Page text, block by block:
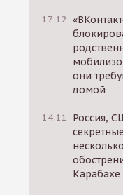
17:12
они
домой
14:11
Россия,
Карабахе